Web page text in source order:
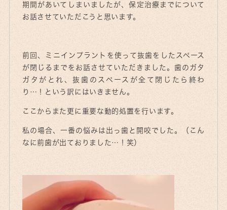
期間があいてしまいましたが、保定治療までについて
お話させていただこうと思います。
前回、ミニインプラントを使って抜歯をしたスペース
が閉じるまでをお話させていただきました。歯のガタ
ガタがとれ、抜歯のスペースが全て閉じたら終わ
り…！という訳にはいきません。
ここからまた更に重要な動的処置を行います。
私の場合、一番の悩みは出っ歯と開咬でした。（こん
なに前歯が出ておりました…！笑）